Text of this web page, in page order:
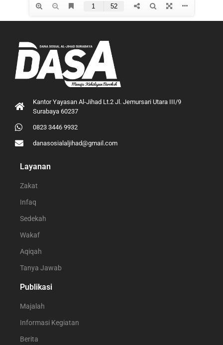
Kantor Yayasan Al-Jihad Lt.2 Jl. Jemursari Utara III/9
Surabaya 60237
0823 3446 9932
danasosialaljihad@gmail.com
Layanan
Zakat
Infaq
Sedekah
Wakaf
Aqiqah
Tanya Jawab
Publikasi
Majalah
Informasi Kegiatan
Berita